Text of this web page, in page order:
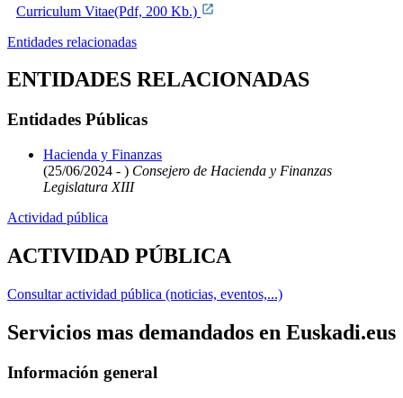
Curriculum Vitae(Pdf, 200 Kb.)
Entidades relacionadas
ENTIDADES RELACIONADAS
Entidades Públicas
Hacienda y Finanzas
(25/06/2024 - ) Consejero de Hacienda y Finanzas
Legislatura XIII
Actividad pública
ACTIVIDAD PÚBLICA
Consultar actividad pública (noticias, eventos,...)
Servicios mas demandados en Euskadi.eus
Información general